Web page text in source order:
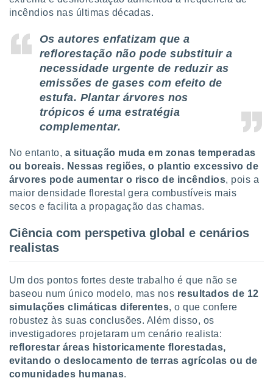
incêndios nas últimas décadas.
Os autores enfatizam que a
reflorestação não pode substituir a
necessidade urgente de reduzir as
emissões de gases com efeito de
estufa. Plantar árvores nos
trópicos é uma estratégia
complementar.
No entanto, a situação muda em zonas temperadas
ou boreais. Nessas regiões, o plantio excessivo de
árvores pode aumentar o risco de incêndios, pois a
maior densidade florestal gera combustíveis mais
secos e facilita a propagação das chamas.
Ciência com perspetiva global e cenários
realistas
Um dos pontos fortes deste trabalho é que não se
baseou num único modelo, mas nos resultados de 12
simulações climáticas diferentes, o que confere
robustez às suas conclusões. Além disso, os
investigadores projetaram um cenário realista:
reflorestar áreas historicamente florestadas,
evitando o deslocamento de terras agrícolas ou de
comunidades humanas.